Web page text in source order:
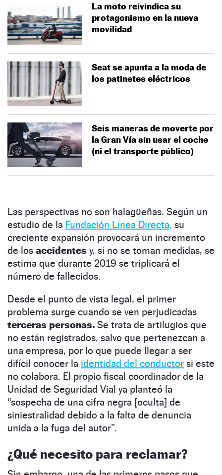
La moto reivindica su
protagonismo en la nueva
movilidad
Seat se apunta a la moda de
los patinetes eléctricos
Seis maneras de moverte por
la Gran Vía sin usar el coche
(ni el transporte público)
Las perspectivas no son halagüeñas. Según un
estudio de la Fundación Línea Directa, su
creciente expansión provocará un incremento
de los accidentes y, si no se toman medidas, se
estima que durante 2019 se triplicará el
número de fallecidos.
Desde el punto de vista legal, el primer
problema surge cuando se ven perjudicadas
terceras personas. Se trata de artilugios que
no están registrados, salvo que pertenezcan a
una empresa, por lo que puede llegar a ser
difícil conocer la identidad del conductor si este
no colabora. El propio fiscal coordinador de la
Unidad de Seguridad Vial ya planteó la
“sospecha de una cifra negra [oculta] de
siniestralidad debido a la falta de denuncia
unida a la fuga del autor”.
¿Qué necesito para reclamar?